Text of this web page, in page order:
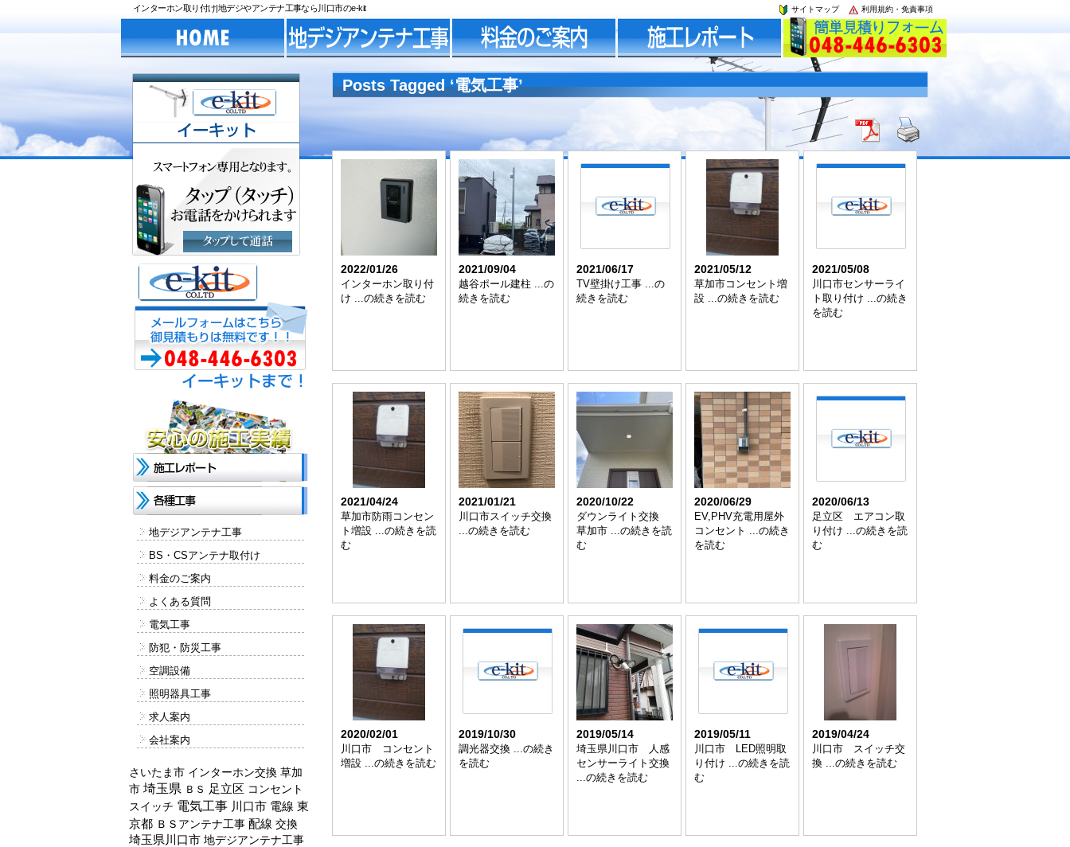
インターホン取り付け|地デジやアンテナ工事なら川口市のe-kit 利用規約・免責事項
サイトマップ
Posts Tagged ‘電気工事’
2022/01/26
インターホン取り付
け ...の続きを読む
2021/09/04
越谷ポール建柱 ...の
続きを読む
2021/06/17
TV壁掛け工事 ...の
続きを読む
2021/05/12
草加市コンセント増
設 ...の続きを読む
2021/05/08
川口市センサーライ
ト取り付け ...の続き
を読む
2021/04/24
草加市防雨コンセン
ト増設 ...の続きを読
む
2021/01/21
川口市スイッチ交換
...の続きを読む
2020/10/22
ダウンライト交換
草加市 ...の続きを読
む
2020/06/29
EV,PHV充電用屋外
コンセント ...の続き
を読む
2020/06/13
足立区 エアコン取
り付け ...の続きを読
む
2020/02/01
川口市 コンセント
増設 ...の続きを読む
2019/10/30
調光器交換 ...の続き
を読む
2019/05/14
埼玉県川口市 人感
センサーライト交換
...の続きを読む
2019/05/11
川口市 LED照明取
り付け ...の続きを読
む
2019/04/24
川口市 スイッチ交
換 ...の続きを読む
地デジアンテナ工事
BS・CSアンテナ取付け
料金のご案内
よくある質問
電気工事
防犯・防災工事
空調設備
照明器具工事
求人案内
会社案内
さいたま市 インターホン交換 草加
市 埼玉県 ＢＳ 足立区 コンセント
スイッチ 電気工事 川口市 電線 東
京都 ＢＳアンテナ工事 配線 交換
埼玉県川口市 地デジアンテナ工事